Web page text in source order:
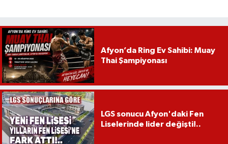
Afyon’da Ring Ev Sahibi: Muay
Thai Şampiyonası
LGS sonucu Afyon'daki Fen
Liselerinde lider değişti!..